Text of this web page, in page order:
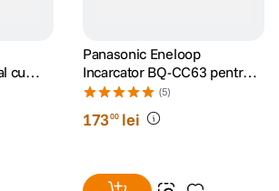
cu
Panasonic Eneloop
Incarcator BQ-CC63 pentru 8
acumulatori tip AAA/ AA
(5)
17300 lei